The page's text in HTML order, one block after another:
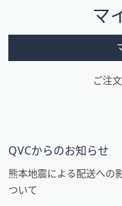
ン
マ
ご注
QVCからのお知らせ
熊本地震による配送への
ついて